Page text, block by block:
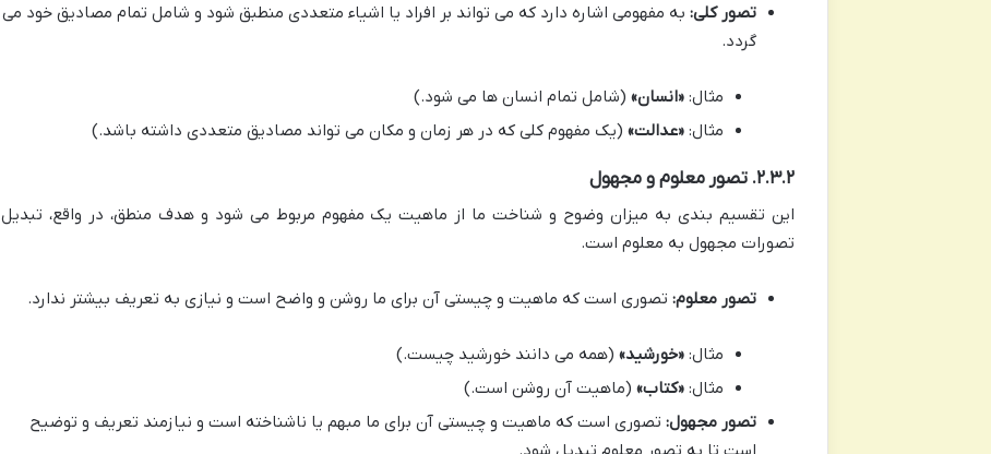
تصور کلی: به مفهومی اشاره دارد که می تواند بر افراد یا اشیاء متعددی منطبق شود و شامل تمام مصادیق خود می
گردد.
مثال:«انسان» (شامل تمام انسان ها می شود.)
مثال:«عدالت» (یک مفهوم کلی که در هر زمان و مکان می تواند مصادیق متعددی داشته باشد.)
۲.۳.۲. تصور معلوم و مجهول
این تقسیم بندی به میزان وضوح و شناخت ما از ماهیت یک مفهوم مربوط می شود و هدف منطق، در واقع، تبدیل
تصورات مجهول به معلوم است.
تصور معلوم: تصوری است که ماهیت و چیستی آن برای ما روشن و واضح است و نیازی به تعریف بیشتر ندارد.
مثال:«خورشید» (همه می دانند خورشید چیست.)
مثال:«کتاب» (ماهیت آن روشن است.)
تصور مجهول: تصوری است که ماهیت و چیستی آن برای ما مبهم یا ناشناخته است و نیازمند تعریف و توضیح